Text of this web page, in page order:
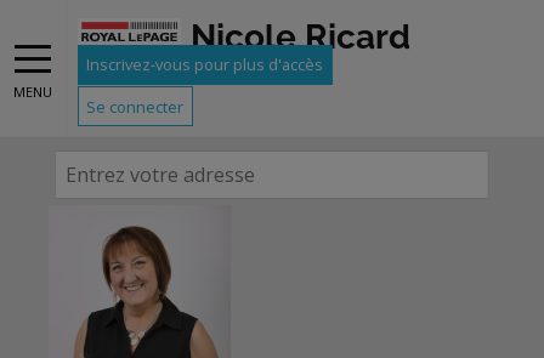
MENU
Nicole Ricard
Inscrivez-vous pour plus d'accès
Se connecter
DÉTERMINEZ LA VALEUR DE
VOTRE PROPRIÉTÉ